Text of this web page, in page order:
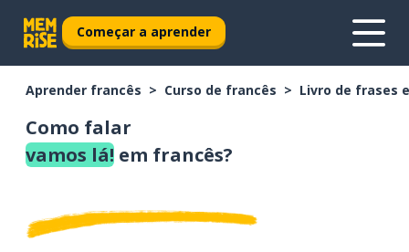
Começar a aprender
Aprender francês Curso de francês Livro de frases
Como falar
vamos lá! em francês?